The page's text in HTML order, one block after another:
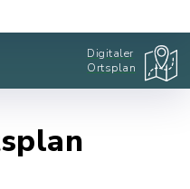
Digitaler
Ortsplan